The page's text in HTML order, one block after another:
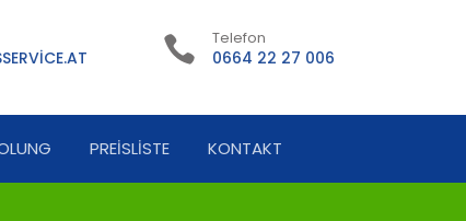
Telefon
0664 22 27 006
PREISLISTE KONTAKT